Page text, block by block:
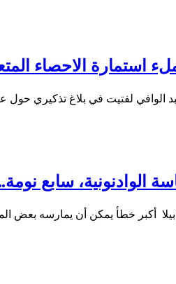
استمارة الاحصاء
الوافي لفتيت في بلاغ تذكيري
الوادنونية، سابع
أكبر خطأ يمكن أن يمارسه بعض